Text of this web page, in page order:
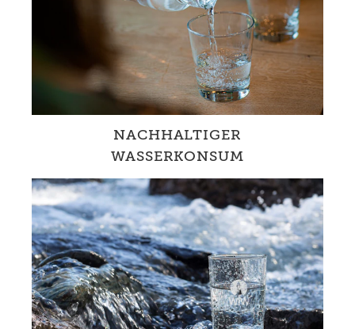
NACHHALTIGER
WASSERKONSUM
WfW fördert mit innovativen Projekten das
Trinken von Leitungswasser in der Schweiz.